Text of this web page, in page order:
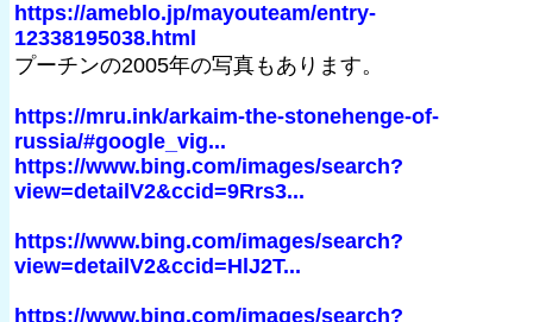
https://ameblo.jp/mayouteam/entry-
12338195038.html
プーチンの2005年の写真もあります。
https://mru.ink/arkaim-the-stonehenge-of-
russia/#google_vig...
https://www.bing.com/images/search?
view=detailV2&ccid=9Rrs3...
https://www.bing.com/images/search?
view=detailV2&ccid=HlJ2T...
https://www.bing.com/images/search?